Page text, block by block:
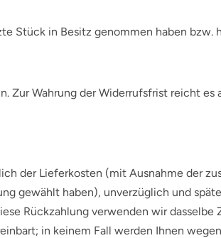
Stück in Besitz genommen haben bzw.
Zur Wahrung der Widerrufsfrist reicht es
der Lieferkosten (mit Ausnahme der
gewählt haben), unverzüglich und
Rückzahlung verwenden wir dasselbe
in keinem Fall werden Ihnen